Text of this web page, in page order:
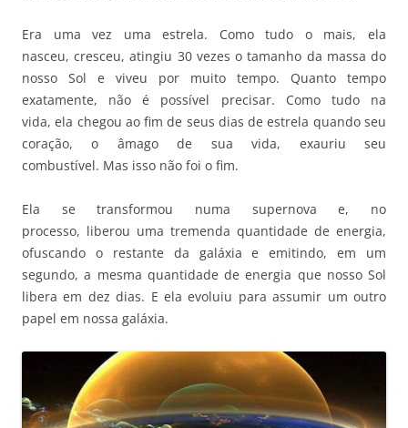
Era uma vez uma estrela. Como tudo o mais, ela
nasceu, cresceu, atingiu 30 vezes o tamanho da massa do
nosso Sol e viveu por muito tempo. Quanto tempo
exatamente, não é possível precisar. Como tudo na
vida, ela chegou ao fim de seus dias de estrela quando seu
coração, o âmago de sua vida, exauriu seu
combustível. Mas isso não foi o fim.
Ela se transformou numa supernova e, no
processo, liberou uma tremenda quantidade de energia,
ofuscando o restante da galáxia e emitindo, em um
segundo, a mesma quantidade de energia que nosso Sol
libera em dez dias. E ela evoluiu para assumir um outro
papel em nossa galáxia.